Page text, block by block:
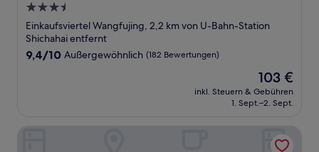
3.5-
Sterne-
Unterkunft
Einkaufsviertel Wangfujing, 2,2 km von U-Bahn-Station
Shichahai entfernt
9.4
9,4/10 Außergewöhnlich (182 Bewertungen)
Der
Preis
beträgt
103 €
inkl. Steuern & Gebühren
1. Sept.–2. Sept.